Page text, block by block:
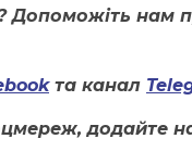
Допоможіть
та канал
додайте